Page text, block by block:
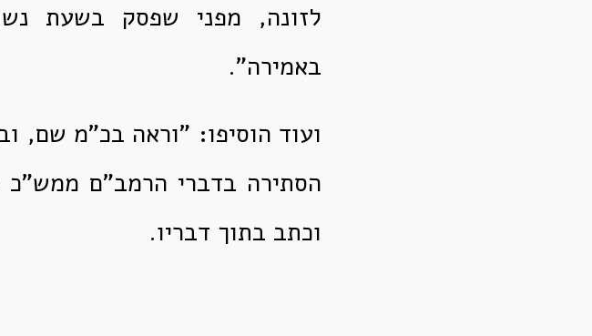
לזונה, מפני שפסק בשעת
באמירה".
ועוד הוסיפו: "וראה בכ"מ שם,
הסתירה בדברי הרמב"ם
וכתב בתוך דבריו.